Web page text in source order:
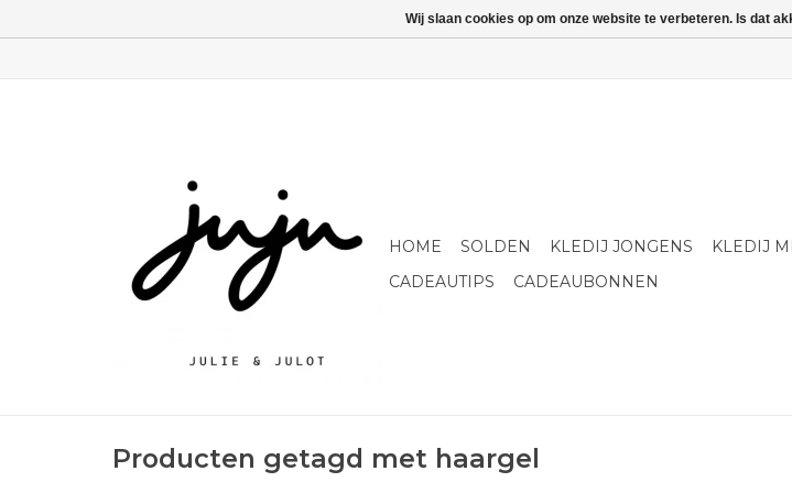
HOME SOLDEN KLEDIJ JONGENS KLEDIJ
CADEAUTIPS
CADEAUBONNEN
Producten getagd met haargel
Wij slaan cookies op om onze website te verbeteren. Is dat